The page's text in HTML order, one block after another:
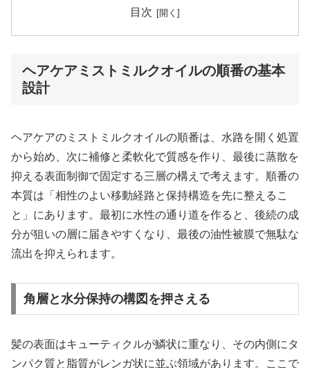
目次
ヘアケアミストミルクオイルの順番の基本
設計
ヘアケアのミストミルクオイルの順番は、水路を開く処置
から始め、次に補修と柔軟化で質感を作り、最後に蒸散を
抑える表面制御で固定する三層の構えで考えます。順番の
本質は「相性のよい移動経路と保持構造を先に整えるこ
と」にあります。最初に水性の通り道を作ると、後続の成
分が狙いの層に届きやすくなり、最後の油性被膜で無駄な
流出を抑えられます。
角層と水分保持の構図を押さえる
髪の表面はキューティクルが鱗状に重なり、その内側にタ
ンパク質と脂質がレンガ状に並ぶ領域があります。ここで